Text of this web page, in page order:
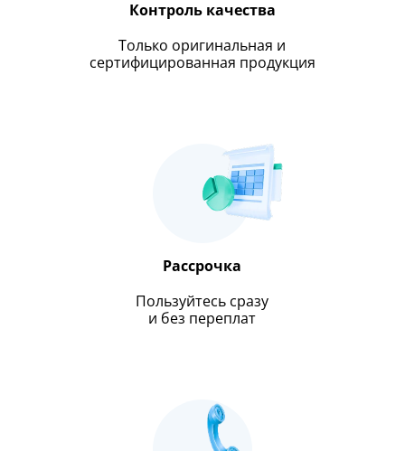
Контроль качества
Только оригинальная и
сертифицированная продукция
Рассрочка
Пользуйтесь сразу
и без переплат